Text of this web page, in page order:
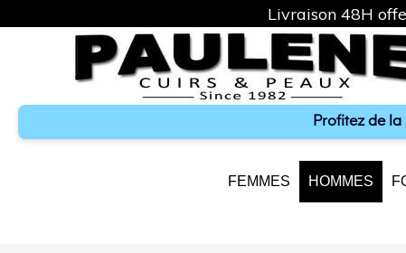
Profitez de
FEMMES HOMMES
Livraison 48H